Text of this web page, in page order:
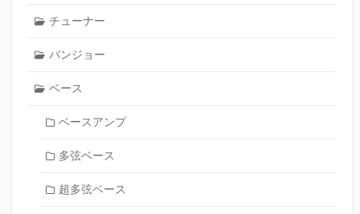
チューナー
バンジョー
ベース
ベースアンプ
多弦ベース
超多弦ベース